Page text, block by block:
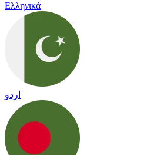
Ελληνικά
اردو